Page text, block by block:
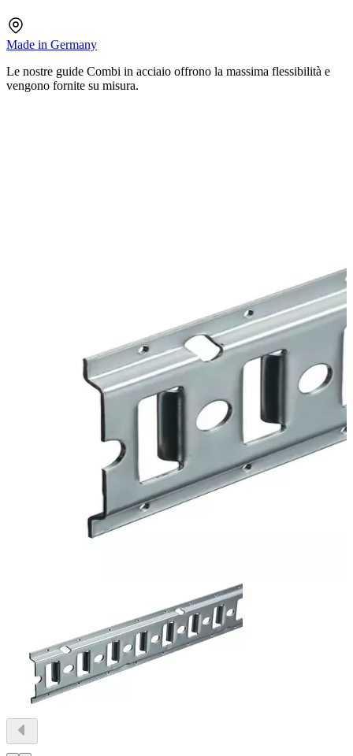
Made in Germany
Le nostre guide Combi in acciaio offrono la massima flessibilità e
vengono fornite su misura.